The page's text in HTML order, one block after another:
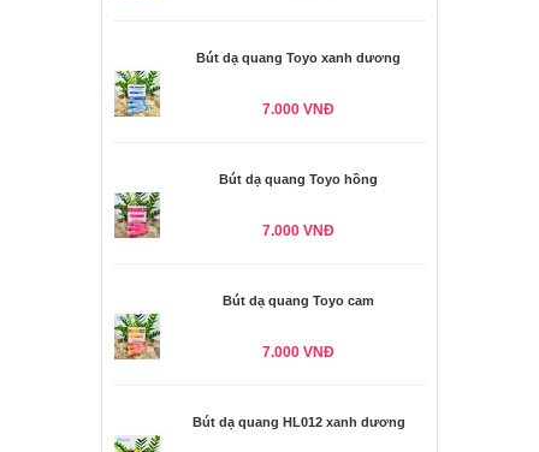
Bút dạ quang Toyo xanh dương
7.000 VNĐ
Bút dạ quang Toyo hồng
7.000 VNĐ
Bút dạ quang Toyo cam
7.000 VNĐ
Bút dạ quang HL012 xanh dương